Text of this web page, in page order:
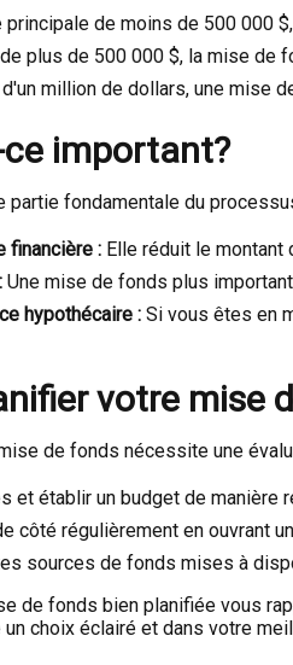
principale de moins de 500 000
plus de 500 000 $, la mise de
million de dollars, une mise
important?
partie fondamentale du
financière : Elle réduit le montant
Une mise de fonds plus
hypothécaire : Si vous êtes en
votre mise
de fonds nécessite une
et établir un budget de manière
côté régulièrement en ouvrant
sources de fonds mises à
de fonds bien planifiée vous
choix éclairé et dans votre